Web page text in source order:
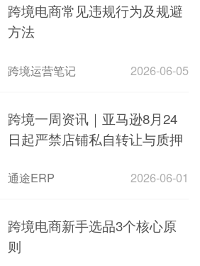
跨境电商常见违规行为及规避
方法
跨境运营笔记 2026-06-05
跨境一周资讯｜亚马逊8月24
日起严禁店铺私自转让与质押
通途ERP 2026-06-01
跨境电商新手选品3个核心原
则